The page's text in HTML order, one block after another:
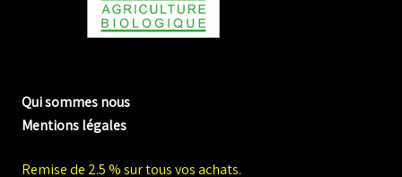
Qui sommes nous
Mentions légales
Remise de 2.5 % sur tous vos achats.